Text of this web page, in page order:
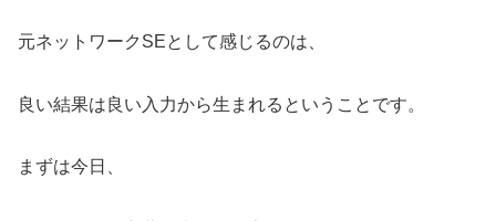
元ネットワークSEとして感じるのは、
良い結果は良い入力から生まれるということです。
まずは今日、